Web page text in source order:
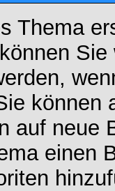
Thema
können
auf neue
einen